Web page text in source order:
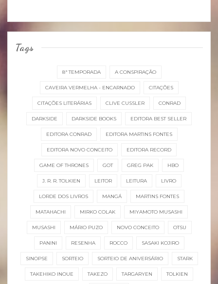
Tags
8ª TEMPORADA A CONSPIRAÇÃO
CAVEIRA VERMELHA - ENCARNADO CITAÇÕES
CITAÇÕES LITERÁRIAS CLIVE CUSSLER CONRAD
DARKSIDE DARKSIDE BOOKS EDITORA BEST SELLER
EDITORA CONRAD EDITORA MARTINS FONTES
EDITORA NOVO CONCEITO EDITORA RECORD
GAME OF THRONES GOT GREG PAK HBO
J. R. R. TOLKIEN LEITOR LEITURA LIVRO
LORDE DOS LIVROS MANGÁ MARTINS FONTES
MATAHACHI MIRKO COLAK MIYAMOTO MUSASHI
MUSASHI MÁRIO PUZO NOVO CONCEITO OTSU
PANINI RESENHA ROCCO SASAKI KOJIRO
SINOPSE SORTEIO SORTEIO DE ANIVERSÁRIO STARK
TAKEHIKO INOUE TAKEZO TARGARYEN TOLKIEN